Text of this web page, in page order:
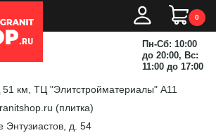
0
Пн-Сб: 10:00
до 20:00, Вс:
11:00 до 17:00
км, ТЦ "Элитстройматериалы" А11
(плитка)
Энтузиастов, д. 54